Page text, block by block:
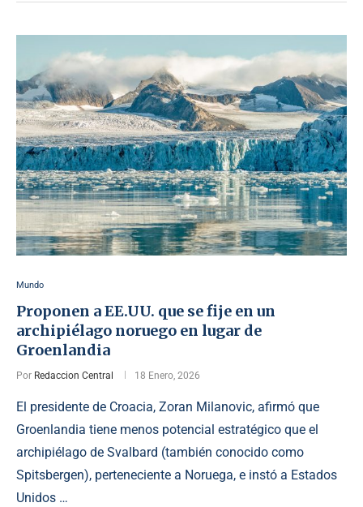
Mundo
Proponen a EE.UU. que se fije en un
archipiélago noruego en lugar de
Groenlandia
Por Redaccion Central 18 Enero, 2026
El presidente de Croacia, Zoran Milanoviс, afirmó que
Groenlandia tiene menos potencial estratégico que el
archipiélago de Svalbard (también conocido como
Spitsbergen), perteneciente a Noruega, e instó a Estados
Unidos …